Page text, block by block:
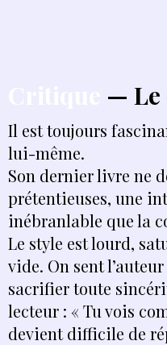
Il est toujours
lui-même.
Son dernier livre ne
prétentieuses, une
inébranlable que la
Le style est lourd,
vide. On sent
sacrifier toute
lecteur : « Tu vois
devient difficile de
— Le